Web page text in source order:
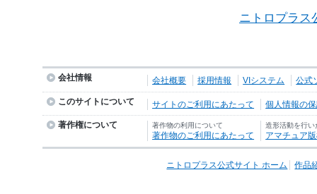
ニトロプラス
会社情報 会社概要 採用情報 VIシステム 公式
このサイトについて サイトのご利用にあたって 個人情報の
著作権について 著作物の利用について
著作物のご利用にあたって
造形活動を行い
アマチュア
ニトロプラス公式サイト ホーム 作品